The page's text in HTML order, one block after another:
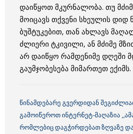
დაიწყოთ მკურნალობა. თუ
მოიცავს თქვენი სხეულის დიდ
ბუშტუკებით, თან ახლავს
ძლიერი ტკივილი, ან მძიმე
არ დაიწყო რამდენიმე დღეში
გაუმჯობესება მიმართეთ ექიმს.
წინამდებარე გვერდიდან
გამოიწეროთ ინტერნეტ-მაღაზია
რომლებიც დაგჭირდებათ ზღვაზე